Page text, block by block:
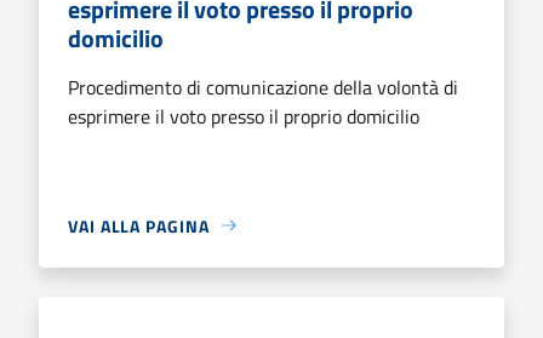
esprimere il voto presso il proprio
domicilio
Procedimento di comunicazione della volontà di
esprimere il voto presso il proprio domicilio
VAI ALLA PAGINA